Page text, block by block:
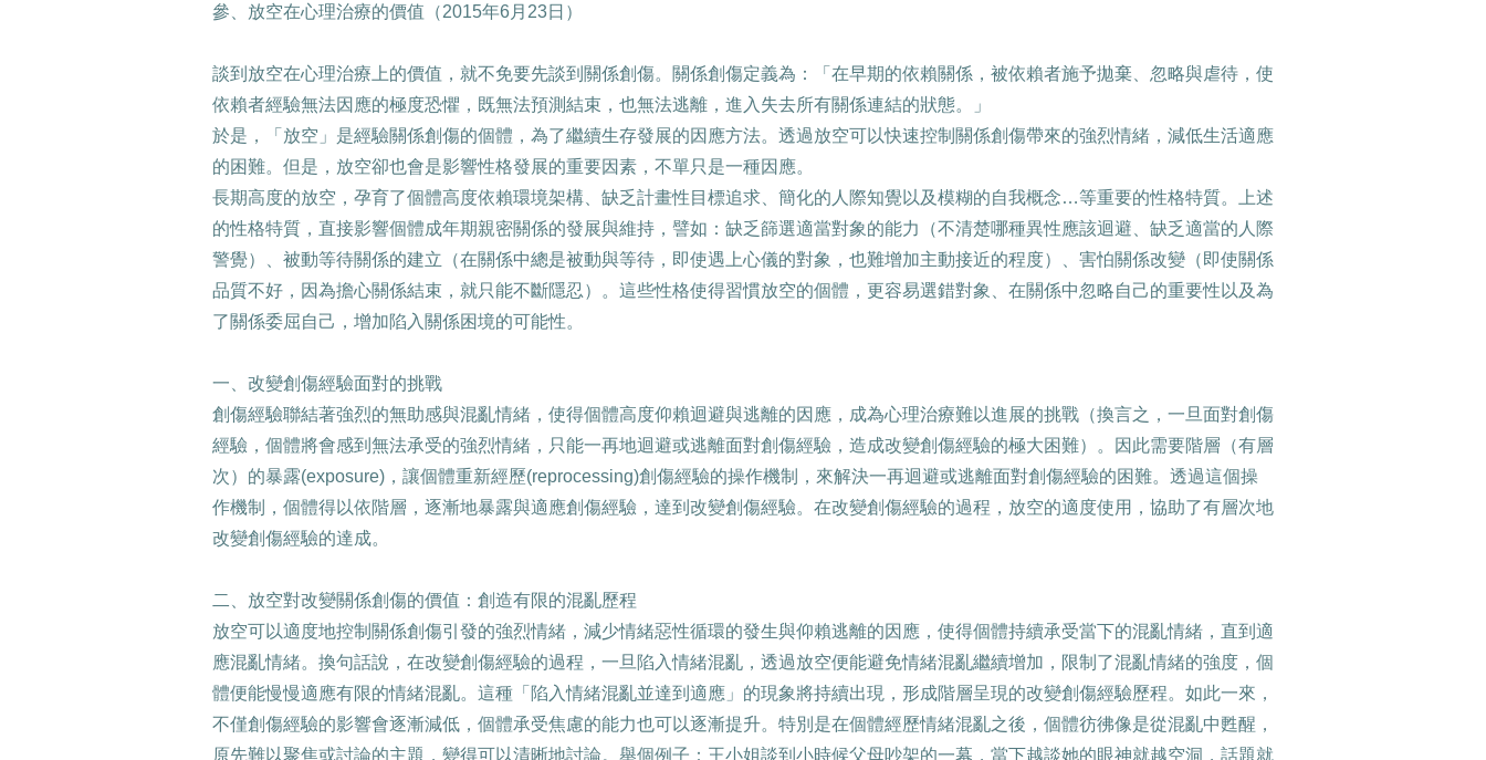
參、放空在心理治療的價值（2015年6月 23日）
談到放空在心理治療上的價值，就不免要先談到關係創傷。關係創傷定義為：「在早期的依賴關係，被依賴者施予拋棄、忽略與虐待，使
依賴者經驗無法因應的極度恐懼，既無法預測結束，也無法逃離，進入失去所有關係連結的狀態。」
於是，「放空」是經驗關係創傷的個體，為了繼續生存發展的因應方法。透過放空可以快速控制關係創傷帶來的強烈情緒，減低生活適應
的困難。但是，放空卻也會是影響性格發展的重要因素，不單只是一種因應。
長期高度的放空，孕育了個體高度依賴環境架構、缺乏計畫性目標追求、簡化的人際知覺以及模糊的自我概念…等重要的性格特質。上述
的性格特質，直接影響個體成年期親密關係的發展與維持，譬如：缺乏篩選適當對象的能力（不清楚哪種異性應該迴避、缺乏適當的人際
警覺）、被動等待關係的建立（在關係中總是被動與等待，即使遇上心儀的對象，也難增加主動接近的程度）、害怕關係改變（即使關係
品質不好，因為擔心關係結束，就只能不斷隱忍）。這些性格使得習慣放空的個體，更容易選錯對象、在關係中忽略自己的重要性以及為
了關係委屈自己，增加陷入關係困境的可能性。
一、改變創傷經驗面對的挑戰
創傷經驗聯結著強烈的無助感與混亂情緒，使得個體高度仰賴迴避與逃離的因應，成為心理治療難以進展的挑戰（換言之，一旦面對創傷
經驗，個體將會感到無法承受的強烈情緒，只能一再地迴避或逃離面對創傷經驗，造成改變創傷經驗的極大困難）。因此需要階層（有層
次）的暴露(exposure) ，讓個體重新經歷(reprocessing)創傷經驗的操作機制，來解決一再迴避或逃離面對創傷經驗的困難。透過這個操
作機制，個體得以依階層，逐漸地暴露與適應創傷經驗，達到改變創傷經驗。在改變創傷經驗的過程，放空的適度使用，協助了有層次地
改變創傷經驗的達成。
二、放空對改變關係創傷的價值：創造有限的混亂歷程
放空可以適度地控制關係創傷引發的強烈情緒，減少情緒惡性循環的發生與仰賴逃離的因應，使得個體持續承受當下的混亂情緒，直到適
應混亂情緒。換句話說，在改變創傷經驗的過程，一旦陷入情緒混亂，透過放空便能避免情緒混亂繼續增加，限制了混亂情緒的強度，個
體便能慢慢適應有限的情緒混亂。這種「陷入情緒混亂並達到適應」的現象將持續出現，形成階層呈現的改變創傷經驗歷程。如此一來，
不僅創傷經驗的影響會逐漸減低，個體承受焦慮的能力也可以逐漸提升。特別是在個體經歷情緒混亂之後，個體彷彿像是從混亂中甦醒，
原先難以聚焦或討論的主題，變得可以清晰地討論。舉個例子：王小姐談到小時候父母吵架的一幕，當下越談她的眼神就越空洞，話題就